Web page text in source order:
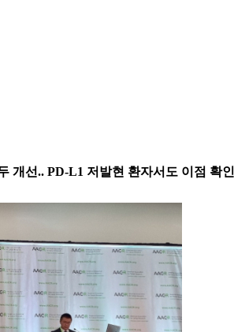
개선.. PD-L1 저발현 환자서도 이점 확인